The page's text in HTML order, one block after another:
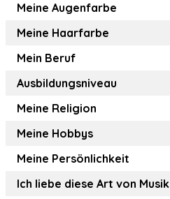
Meine Augenfarbe
Meine Haarfarbe
Mein Beruf
Ausbildungsniveau
Meine Religion
Meine Hobbys
Meine Persönlichkeit
Ich liebe diese Art von Musik